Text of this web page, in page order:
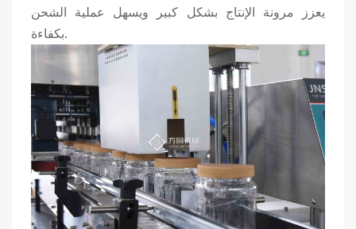
يعزز مرونة الإنتاج بشكل كبير ويسهل عملية الشحن
بكفاءة.